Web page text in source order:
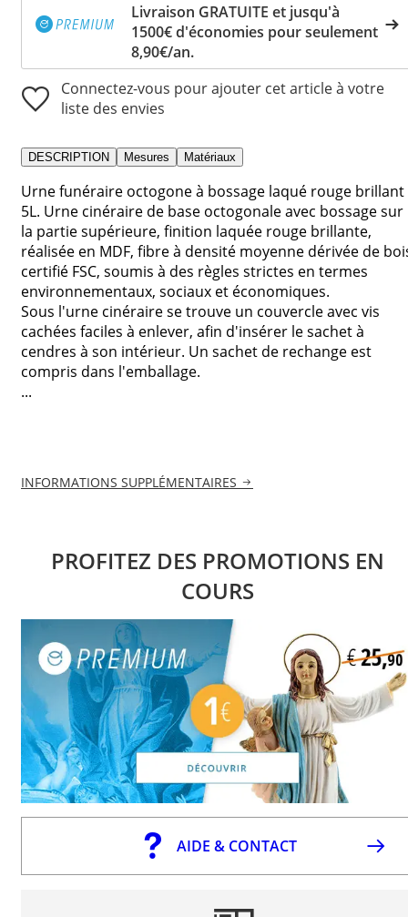
Livraison GRATUITE et jusqu'à
1500€ d'économies pour seulement
8,90€/an.
Connectez-vous pour ajouter cet article à votre
liste des envies
DESCRIPTION Mesures Matériaux
Urne funéraire octogone à bossage laqué rouge brillant
5L. Urne cinéraire de base octogonale avec bossage sur
la partie supérieure, finition laquée rouge brillante,
réalisée en MDF, fibre à densité moyenne dérivée de
certifié FSC, soumis à des règles strictes en termes
environnementaux, sociaux et économiques.
Sous l'urne cinéraire se trouve un couvercle avec vis
cachées faciles à enlever, afin d'insérer le sachet à
cendres à son intérieur. Un sachet de rechange est
compris dans l'emballage.
...
INFORMATIONS SUPPLÉMENTAIRES
PROFITEZ DES PROMOTIONS EN
COURS
AIDE & CONTACT